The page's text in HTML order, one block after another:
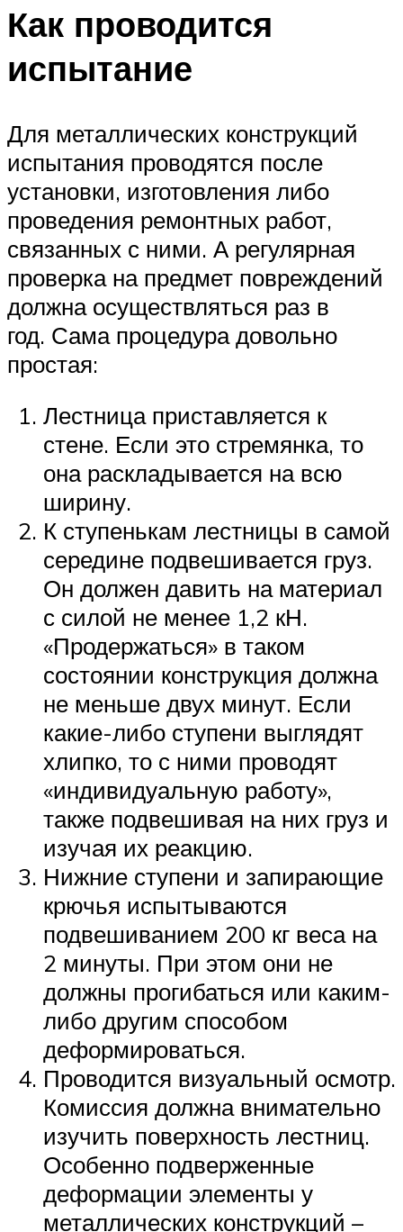
Как проводится
испытание
Для металлических конструкций
испытания проводятся после
установки, изготовления либо
проведения ремонтных работ,
связанных с ними. А регулярная
проверка на предмет повреждений
должна осуществляться раз в
год. Сама процедура довольно
простая:
Лестница приставляется к
стене. Если это стремянка, то
она раскладывается на всю
ширину.
К ступенькам лестницы в самой
середине подвешивается груз.
Он должен давить на материал
с силой не менее 1,2 кН.
«Продержаться» в таком
состоянии конструкция должна
не меньше двух минут. Если
какие-либо ступени выглядят
хлипко, то с ними проводят
«индивидуальную работу»,
также подвешивая на них груз и
изучая их реакцию.
Нижние ступени и запирающие
крючья испытываются
подвешиванием 200 кг веса на
2 минуты. При этом они не
должны прогибаться или каким-
либо другим способом
деформироваться.
Проводится визуальный осмотр.
Комиссия должна внимательно
изучить поверхность лестниц.
Особенно подверженные
деформации элементы у
металлических конструкций –